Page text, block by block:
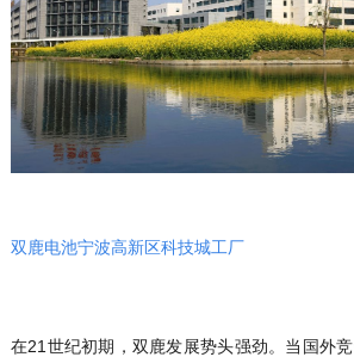
双鹿电池宁波高新区科技城工厂
在21世纪初期，双鹿发展势头强劲。当国外